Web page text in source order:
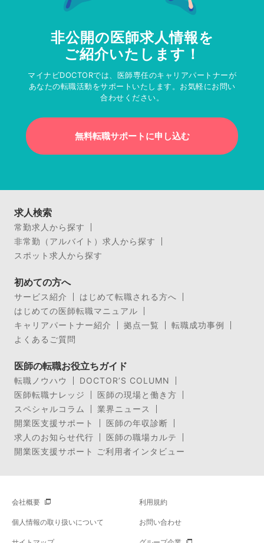
非公開の医師求人情報を
ご紹介いたします！
マイナビDOCTORでは、医師専任のキャリアパートナーが
あなたの転職活動をサポートいたします。お気軽にお問い
合わせください。
無料転職サポートに申し込む
求人検索
常勤求人から探す
非常勤（アルバイト）求人から探す
スポット求人から探す
初めての方へ
サービス紹介
はじめて転職される方へ
はじめての医師転職マニュアル
キャリアパートナー紹介
拠点一覧
転職成功事例
よくあるご質問
医師の転職お役立ちガイド
転職ノウハウ
DOCTOR’S COLUMN
医師転職ナレッジ
医師の現場と働き方
スペシャルコラム
業界ニュース
開業医支援サポート
医師の年収診断
求人のお知らせ代行
医師の職場カルテ
開業医支援サポート ご利用者インタビュー
会社概要 利用規約
個人情報の取り扱いについて お問い合わせ